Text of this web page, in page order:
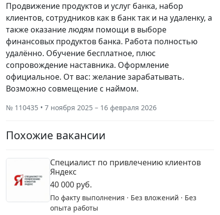
Продвижение продуктов и услуг банка, набор
клиентов, сотрудников как в банк так и на удаленку, а
также оказание людям помощи в выборе
финансовых продуктов банка. Работа полностью
удалённо. Обучение бесплатное, плюс
сопровождение наставника. Оформление
официальное. От вас: желание зарабатывать.
Возможно совмещение с наймом.
№ 110435 • 7 ноября 2025 – 16 февраля 2026
Похожие вакансии
Специалист по привлечению клиентов
Яндекс
40 000 руб.
По факту выполнения · Без вложений · Без
опыта работы